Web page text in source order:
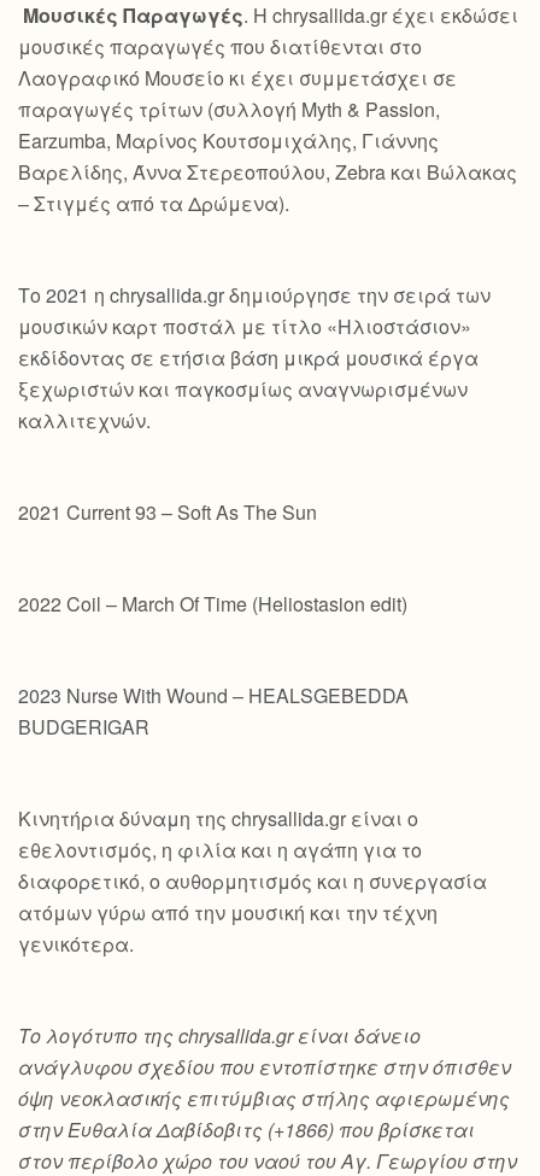
Μουσικές Παραγωγές. Η chrysallida.gr έχει εκδώσει
μουσικές παραγωγές που διατίθενται στο
Λαογραφικό Μουσείο κι έχει συμμετάσχει σε
παραγωγές τρίτων (συλλογή Myth & Passion,
Earzumba, Μαρίνος Κουτσομιχάλης, Γιάννης
Βαρελίδης, Άννα Στερεοπούλου, Zebra και Βώλακας
– Στιγμές από τα Δρώμενα).
Το 2021 η chrysallida.gr δημιούργησε την σειρά των
μουσικών καρτ ποστάλ με τίτλο «Ηλιοστάσιον»
εκδίδοντας σε ετήσια βάση μικρά μουσικά έργα
ξεχωριστών και παγκοσμίως αναγνωρισμένων
καλλιτεχνών.
2021 Current 93 – Soft As The Sun
2022 Coil – March Of Time (Heliostasion edit)
2023 Nurse With Wound – HEALSGEBEDDA
BUDGERIGAR
Κινητήρια δύναμη της chrysallida.gr είναι ο
εθελοντισμός, η φιλία και η αγάπη για το
διαφορετικό, ο αυθορμητισμός και η συνεργασία
ατόμων γύρω από την μουσική και την τέχνη
γενικότερα.
Το λογότυπο της chrysallida.gr είναι δάνειο
ανάγλυφου σχεδίου που εντοπίστηκε στην όπισθεν
όψη νεοκλασικής επιτύμβιας στήλης αφιερωμένης
στην Ευθαλία Δαβίδοβιτς (+1866) που βρίσκεται
στον περίβολο χώρο του ναού του Αγ. Γεωργίου στην